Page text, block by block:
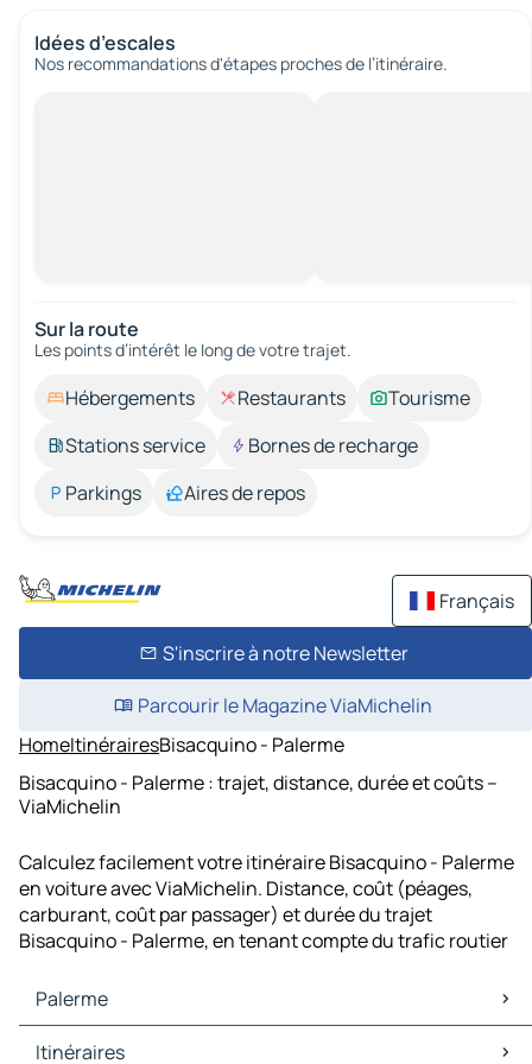
Idées d’escales
Nos recommandations d'étapes proches de l’itinéraire.
Sur la route
Les points d’intérêt le long de votre trajet.
Hébergements Restaurants
Tourisme
Stations service
Bornes de recharge
Parkings
Aires de repos
Français
S'inscrire à notre Newsletter
Parcourir le Magazine ViaMichelin
HomeItinérairesBisacquino - Palerme
Bisacquino - Palerme : trajet, distance, durée et coûts –
ViaMichelin
Calculez facilement votre itinéraire Bisacquino - Palerme
en voiture avec ViaMichelin. Distance, coût (péages,
carburant, coût par passager) et durée du trajet
Bisacquino - Palerme, en tenant compte du trafic routier
Palerme
Palerme Cartes et plans
Itinéraires